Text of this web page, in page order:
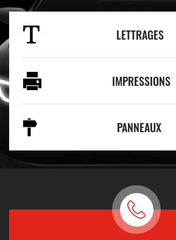
LETTRAGES
IMPRESSIONS
PANNEAUX